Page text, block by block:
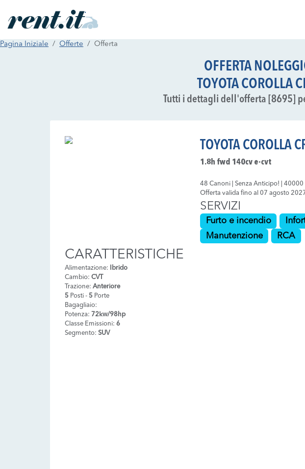
Pagina Iniziale Offerte Offerta
OFFERTA
TOYOTA COROLLA
Tutti i dettagli dell'offerta [8695]
TOYOTA COROLLA
1.8h fwd 140cv e-cvt
48 Canoni | Senza Anticipo! | 40000
Offerta valida fino al 07 agosto
SERVIZI
Furto e incendio
Manutenzione
RCA
CARATTERISTICHE
Alimentazione:
Ibrido
Cambio: CVT
Trazione: Anteriore
5 Posti - 5 Porte
Bagagliaio:
Potenza: 72kw/98hp
Classe Emissioni: 6
Segmento: SUV